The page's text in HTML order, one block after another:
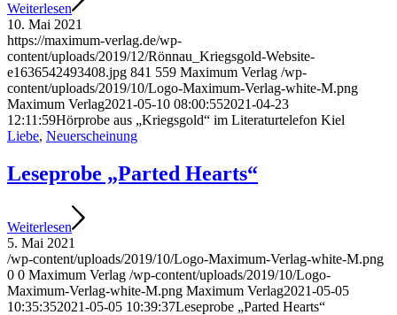
Weiterlesen
10. Mai 2021
https://maximum-verlag.de/wp-
content/uploads/2019/12/Rönnau_Kriegsgold-Website-
e1636542493408.jpg 841 559 Maximum Verlag /wp-
content/uploads/2019/10/Logo-Maximum-Verlag-white-M.png
Maximum Verlag2021-05-10 08:00:552021-04-23
12:11:59Hörprobe aus „Kriegsgold“ im Literaturtelefon Kiel
Liebe, Neuerscheinung
Leseprobe „Parted Hearts“
Weiterlesen
5. Mai 2021
/wp-content/uploads/2019/10/Logo-Maximum-Verlag-white-M.png
0 0 Maximum Verlag /wp-content/uploads/2019/10/Logo-
Maximum-Verlag-white-M.png Maximum Verlag2021-05-05
10:35:352021-05-05 10:39:37Leseprobe „Parted Hearts“